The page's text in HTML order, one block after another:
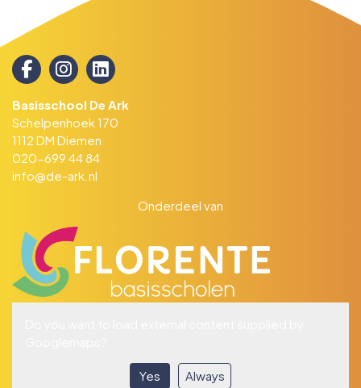
Basisschool De Ark
Schelpenhoek 170
1112 DM Diemen
020-699 44 84
info@de-ark.nl
Onderdeel van
Yes Always